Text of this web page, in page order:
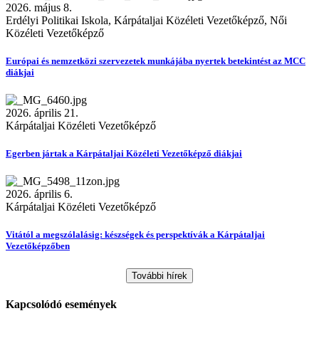
2026. május 8.
Erdélyi Politikai Iskola, Kárpátaljai Közéleti Vezetőképző, Női
Közéleti Vezetőképző
Európai és nemzetközi szervezetek munkájába nyertek betekintést az MCC
diákjai
2026. április 21.
Kárpátaljai Közéleti Vezetőképző
Egerben jártak a Kárpátaljai Közéleti Vezetőképző diákjai
2026. április 6.
Kárpátaljai Közéleti Vezetőképző
Vitától a megszólalásig: készségek és perspektívák a Kárpátaljai
Vezetőképzőben
További hírek
Kapcsolódó események